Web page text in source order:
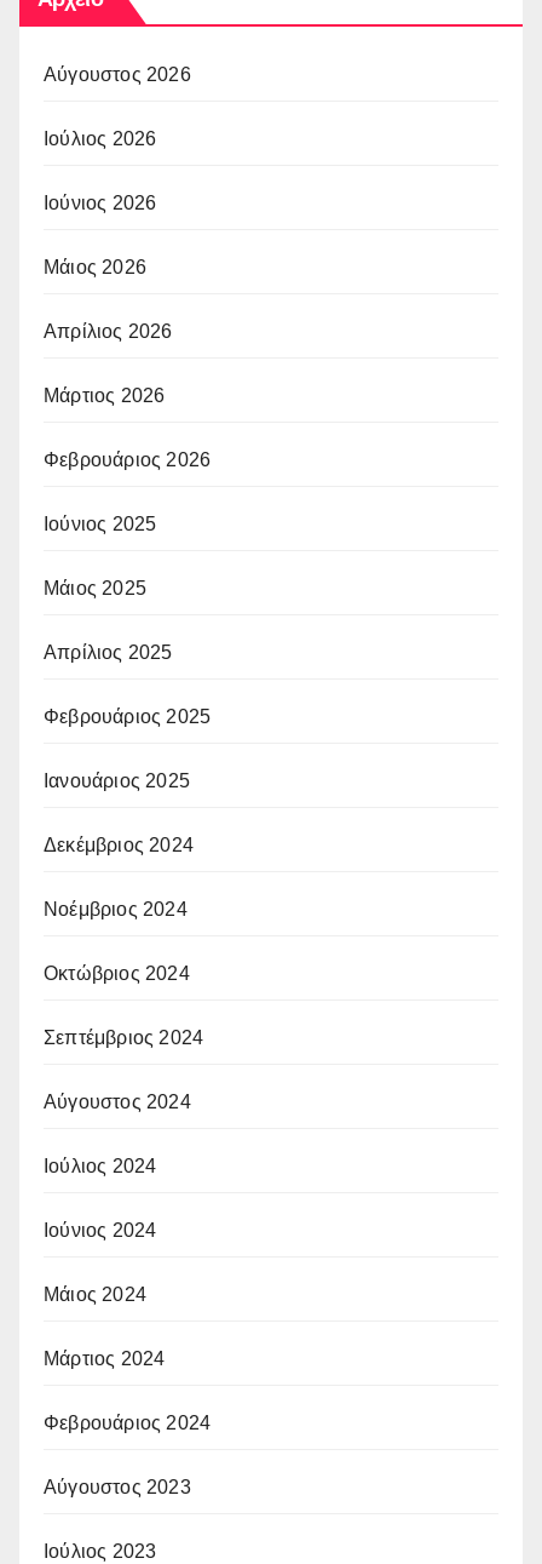
Αύγουστος 2026
Ιούλιος 2026
Ιούνιος 2026
Μάιος 2026
Απρίλιος 2026
Μάρτιος 2026
Φεβρουάριος 2026
Ιούνιος 2025
Μάιος 2025
Απρίλιος 2025
Φεβρουάριος 2025
Ιανουάριος 2025
Δεκέμβριος 2024
Νοέμβριος 2024
Οκτώβριος 2024
Σεπτέμβριος 2024
Αύγουστος 2024
Ιούλιος 2024
Ιούνιος 2024
Μάιος 2024
Μάρτιος 2024
Φεβρουάριος 2024
Αύγουστος 2023
Ιούλιος 2023